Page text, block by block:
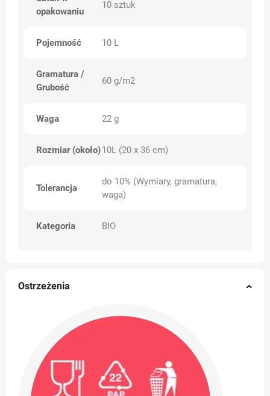
opakowaniu
10 sztuk
Pojemność 10 L
Gramatura /
Grubość
60 g/m2
Waga 22 g
Rozmiar (około)10L (20 x 36 cm)
Tolerancja
do 10% (Wymiary, gramatura,
waga)
Kategoria BIO
Ostrzeżenia